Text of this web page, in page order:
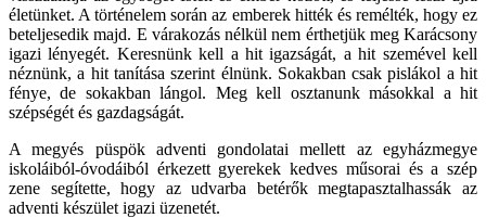
életünket. A történelem során az emberek hitték és remélték, hogy ez
beteljesedik majd. E várakozás nélkül nem érthetjük meg Karácsony
igazi lényegét. Keresnünk kell a hit igazságát, a hit szemével kell
néznünk, a hit tanítása szerint élnünk. Sokakban csak pislákol a hit
fénye, de sokakban lángol. Meg kell osztanunk másokkal a hit
szépségét és gazdagságát.
A megyés püspök adventi gondolatai mellett az egyházmegye
iskoláiból-óvodáiból érkezett gyerekek kedves műsorai és a szép
zene segítette, hogy az udvarba betérők megtapasztalhassák az
adventi készület igazi üzenetét.